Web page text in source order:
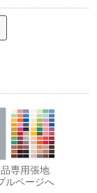
専用張地
ルページへ